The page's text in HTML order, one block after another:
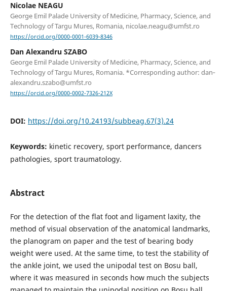
Nicolae NEAGU
George Emil Palade University of Medicine, Pharmacy, Science, and
Technology of Targu Mures, Romania, nicolae.neagu@umfst.ro
https://orcid.org/0000-0001-6039-8346
Dan Alexandru SZABO
George Emil Palade University of Medicine, Pharmacy, Science, and
Technology of Targu Mures, Romania. *Corresponding author: dan‐
alexandru.szabo@umfst.ro
https://orcid.org/0000-0002-7326-212X
DOI: https://doi.org/10.24193/subbeag.67(3).24
Keywords: kinetic recovery, sport performance, dancers
pathologies, sport traumatology.
Abstract
For the detection of the flat foot and ligament laxity, the
method of visual observation of the anatomical landmarks,
the planogram on paper and the test of bearing body
weight were used. At the same time, to test the stability of
the ankle joint, we used the unipodal test on Bosu ball,
where it was measured in seconds how much the subjects